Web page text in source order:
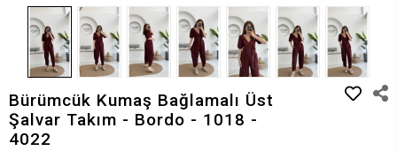
Bürümcük Kumaş Bağlamalı Üst
Şalvar Takım - Bordo - 1018 -
4022